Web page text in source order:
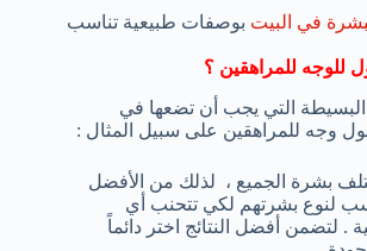
في البيت بوصفات طبيعية تناسب
للوجه للمراهقين ؟
البسيطة التي يجب أن تضعها في
وجه للمراهقين على سبيل المثال :
بشرة الجميع ، لذلك من الأفضل
لنوع بشرتهم لكي تتحنب أي
. لتضمن أفضل النتائج اختر دائماً